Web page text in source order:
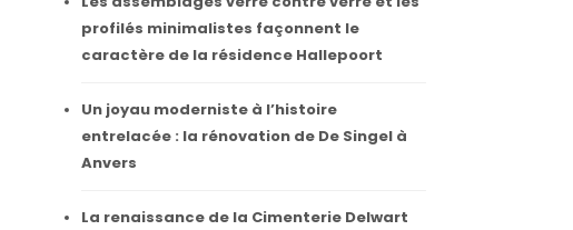
profilés minimalistes façonnent le
caractère de la résidence Hallepoort
Un joyau moderniste à l’histoire
entrelacée : la rénovation de De Singel à
Anvers
La renaissance de la Cimenterie Delwart